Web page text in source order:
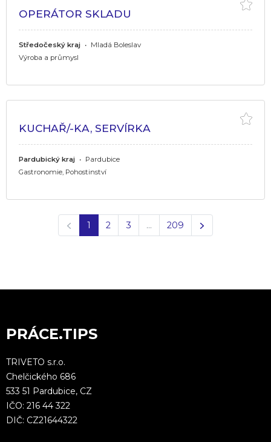
OPERÁTOR SKLADU
Středočeský kraj • Mladá Boleslav
Výroba a průmysl
KUCHAŘ/-KA, SERVÍRKA
Pardubický kraj • Pardubice
Gastronomie, Pohostinství
Předchozí
1 2 3 … 209
PRÁCE.TIPS
TRIVETO s.r.o.
Chelčického 686
533 51 Pardubice, CZ
IČO: 216 44 322
DIČ: CZ21644322